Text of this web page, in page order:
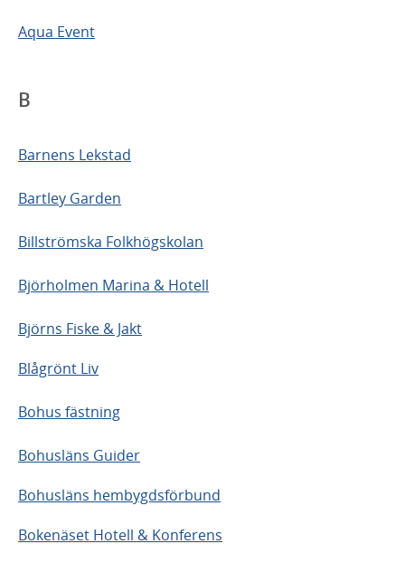
Aqua Event
B
Barnens Lekstad
Bartley Garden
Billströmska Folkhögskolan
Björholmen Marina & Hotell
Björns Fiske & Jakt
Blågrönt Liv
Bohus fästning
Bohusläns Guider
Bohusläns hembygdsförbund
Bokenäset Hotell & Konferens